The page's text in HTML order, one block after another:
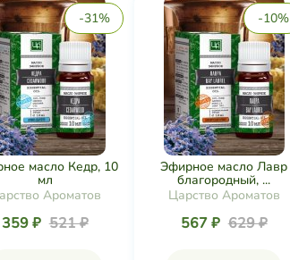
-31%
масло Кедр, 10
мл
Ароматов
359 ₽ 521 ₽
-10%
Эфирное масло Лавр
благородный, ...
Царство Ароматов
567 ₽ 629 ₽